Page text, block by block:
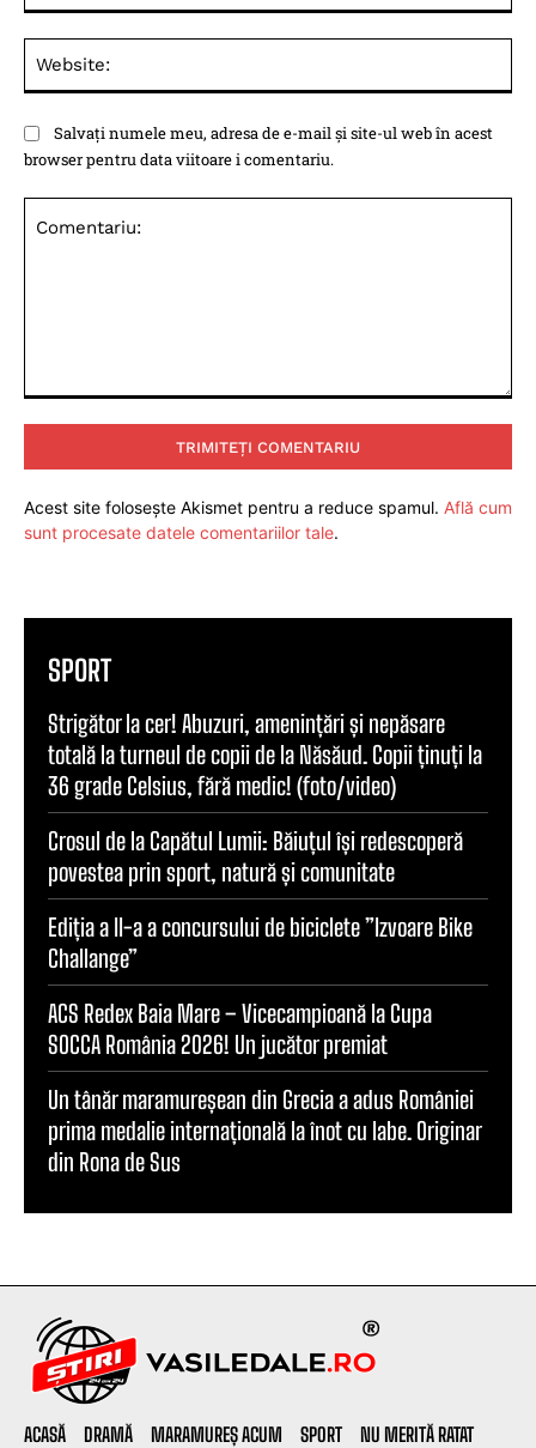
Salvați numele meu, adresa de e-mail și site-ul web în acest
browser pentru data viitoare i comentariu.
Acest site folosește Akismet pentru a reduce spamul. Află cum
sunt procesate datele comentariilor tale.
SPORT
Strigător la cer! Abuzuri, amenințări și nepăsare
totală la turneul de copii de la Năsăud. Copii ținuți la
36 grade Celsius, fără medic! (foto/video)
Crosul de la Capătul Lumii: Băiuțul își redescoperă
povestea prin sport, natură și comunitate
Ediția a II-a a concursului de biciclete ”Izvoare Bike
Challange”
ACS Redex Baia Mare – Vicecampioană la Cupa
SOCCA România 2026! Un jucător premiat
Un tânăr maramureșean din Grecia a adus României
prima medalie internațională la înot cu labe. Originar
din Rona de Sus
ACASĂ DRAMĂ MARAMUREȘ ACUM SPORT
NU MERITĂ RATAT